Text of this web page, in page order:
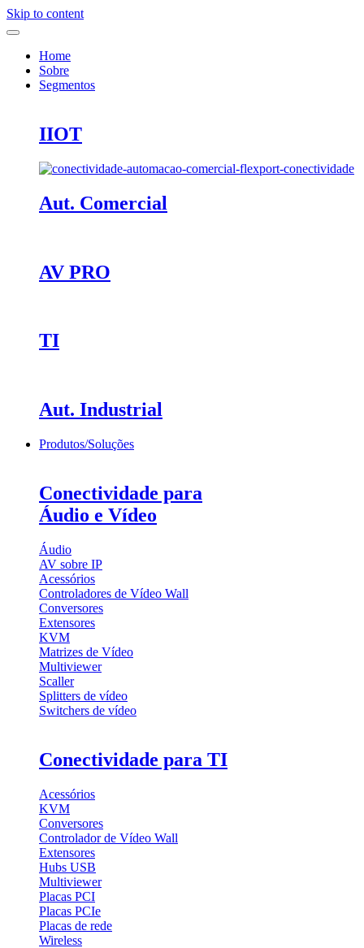
Skip to content
Home
Sobre
Segmentos
IIOT
Aut. Comercial
AV PRO
TI
Aut. Industrial
Produtos/Soluções
Conectividade para
Áudio e Vídeo
Áudio
AV sobre IP
Acessórios
Controladores de Vídeo Wall
Conversores
Extensores
KVM
Matrizes de Vídeo
Multiviewer
Scaller
Splitters de vídeo
Switchers de vídeo
Conectividade para TI
Acessórios
KVM
Conversores
Controlador de Vídeo Wall
Extensores
Hubs USB
Multiviewer
Placas PCI
Placas PCIe
Placas de rede
Wireless